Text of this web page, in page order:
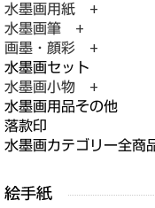
水墨画用紙 +
水墨画筆 +
画墨・顔彩 +
水墨画セット
水墨画小物 +
水墨画用品その他
落款印
水墨画カテゴリー全商